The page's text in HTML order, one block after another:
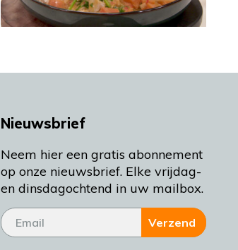
Nieuwsbrief
Neem hier een gratis abonnement
op onze nieuwsbrief. Elke vrijdag-
en dinsdagochtend in uw mailbox.
Verzend